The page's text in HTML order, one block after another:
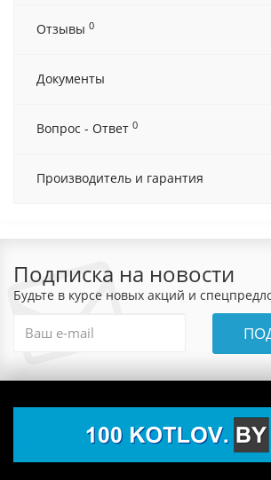
Отзывы 0
Документы
Вопрос - Ответ 0
Производитель и гарантия
Подписка на новости
Будьте в курсе новых акций и